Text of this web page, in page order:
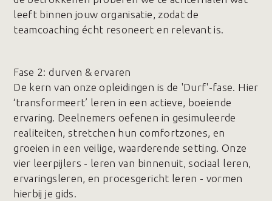
leeft binnen jouw organisatie, zodat de
teamcoaching écht resoneert en relevant is.
Fase 2️: durven & ervaren
De kern van onze opleidingen is de 'Durf'-fase. Hier
‘transformeert’ leren in een actieve, boeiende
ervaring. Deelnemers oefenen in gesimuleerde
realiteiten, stretchen hun comfortzones, en
groeien in een veilige, waarderende setting. Onze
vier leerpijlers - leren van binnenuit, sociaal leren,
ervaringsleren, en procesgericht leren - vormen
hierbij je gids.